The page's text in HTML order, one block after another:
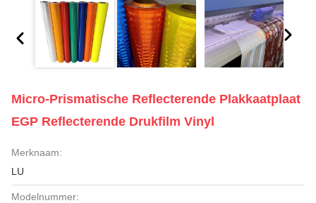
Micro-Prismatische Reflecterende Plakkaatplaat
EGP Reflecterende Drukfilm Vinyl
Merknaam:
LU
Modelnummer: